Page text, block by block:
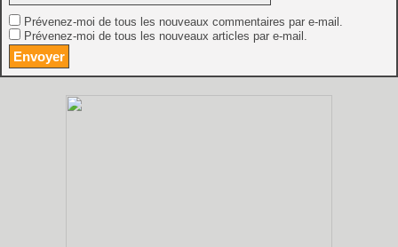
Prévenez-moi de tous les nouveaux commentaires par e-mail.
Prévenez-moi de tous les nouveaux articles par e-mail.